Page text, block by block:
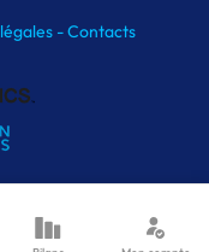
-Contacts